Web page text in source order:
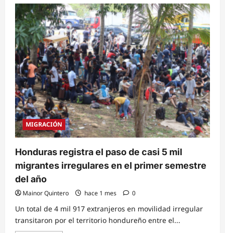
Hondureña
se
autodeporta
junto
a
su
hija
estadounidense
tras
enfrentar
proceso
migratorio
en
EE.
UU.
MIGRACIÓN
Honduras registra el paso de casi 5 mil
migrantes irregulares en el primer semestre
del año
Mainor Quintero hace 1 mes 0
Un total de 4 mil 917 extranjeros en movilidad irregular
transitaron por el territorio hondureño entre el...